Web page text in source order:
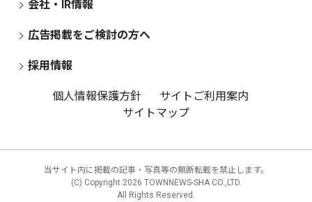
会社・IR情報
広告掲載をご検討の方へ
採用情報
個人情報保護方針
サイトご利用案内
サイトマップ
当サイト内に掲載の記事・写真等の無断転載を禁止します。
(C) Copyright 2026 TOWNNEWS-SHA CO.,LTD.
All Rights Reserved.